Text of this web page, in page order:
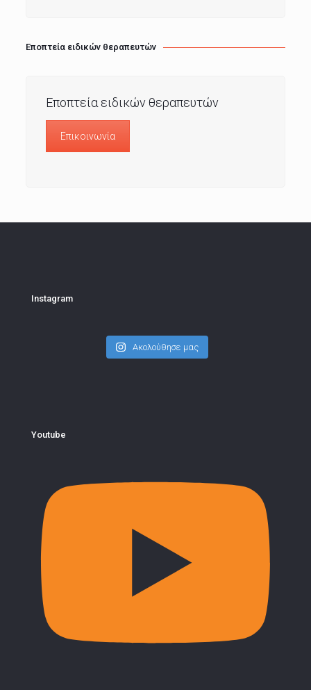
Εποπτεία ειδικών θεραπευτών
Εποπτεία ειδικών θεραπευτών
Επικοινωνία
Instagram
Ακολούθησε μας
Youtube